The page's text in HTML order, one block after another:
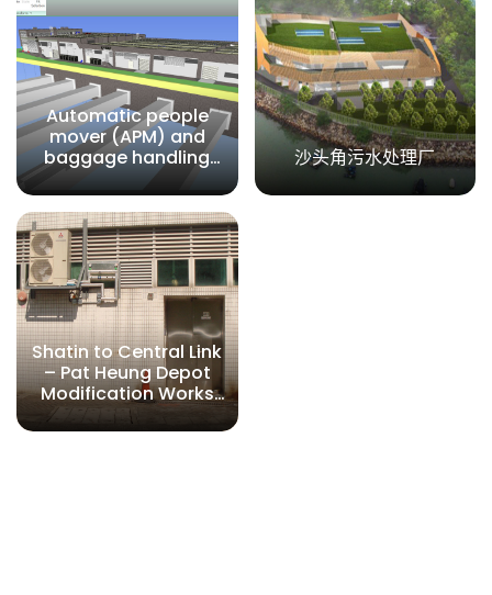
Automatic people
mover (APM) and
baggage handling
system (BHS) at Hong
Kong International
Airport, Sea Water
Pump House 1 and 7
沙头角污水处理厂
Shatin to Central Link
– Pat Heung Depot
Modification Works
(E&M Installation
Works)